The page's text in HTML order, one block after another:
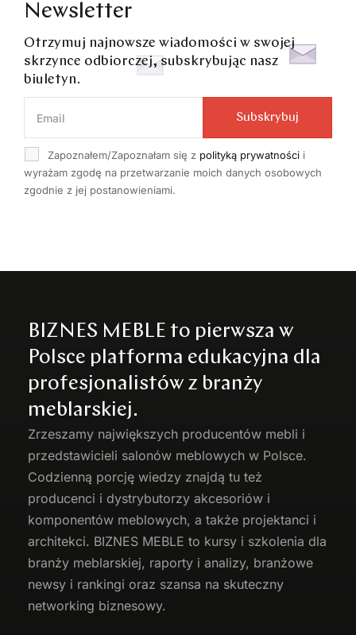
Newsletter
Otrzymuj najnowsze wiadomości w swojej
skrzynce odbiorczej, subskrybując nasz
biuletyn.
Zapoznałem/Zapoznałam się z polityką prywatności i
wyrażam zgodę na przetwarzanie moich danych osobowych
zgodnie z jej postanowieniami.
Subskrybuj
BIZNES MEBLE to pierwsza w
Polsce platforma edukacyjna dla
profesjonalistów z branży
meblarskiej.
Zrzeszamy największych producentów mebli i
przedstawicieli salonów meblowych w Polsce.
Codzienną porcję wiedzy znajdą tu też
producenci i dystrybutorzy akcesoriów i
komponentów meblowych, a także projektanci i
architekci. BIZNES MEBLE to kursy i szkolenia dla
branży meblarskiej, raporty i analizy, branżowe
newsy i rankingi oraz szansa na skuteczny
networking biznesowy.